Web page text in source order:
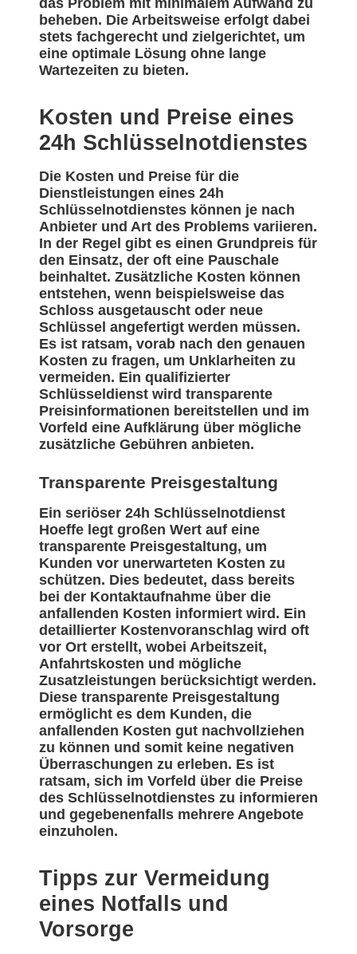
das Problem mit minimalem Aufwand zu
beheben. Die Arbeitsweise erfolgt dabei
stets fachgerecht und zielgerichtet, um
eine optimale Lösung ohne lange
Wartezeiten zu bieten.
Kosten und Preise eines
24h Schlüsselnotdienstes
Die Kosten und Preise für die
Dienstleistungen eines 24h
Schlüsselnotdienstes können je nach
Anbieter und Art des Problems variieren.
In der Regel gibt es einen Grundpreis für
den Einsatz, der oft eine Pauschale
beinhaltet. Zusätzliche Kosten können
entstehen, wenn beispielsweise das
Schloss ausgetauscht oder neue
Schlüssel angefertigt werden müssen.
Es ist ratsam, vorab nach den genauen
Kosten zu fragen, um Unklarheiten zu
vermeiden. Ein qualifizierter
Schlüsseldienst wird transparente
Preisinformationen bereitstellen und im
Vorfeld eine Aufklärung über mögliche
zusätzliche Gebühren anbieten.
Transparente Preisgestaltung
Ein seriöser 24h Schlüsselnotdienst
Hoeffe legt großen Wert auf eine
transparente Preisgestaltung, um
Kunden vor unerwarteten Kosten zu
schützen. Dies bedeutet, dass bereits
bei der Kontaktaufnahme über die
anfallenden Kosten informiert wird. Ein
detaillierter Kostenvoranschlag wird oft
vor Ort erstellt, wobei Arbeitszeit,
Anfahrtskosten und mögliche
Zusatzleistungen berücksichtigt werden.
Diese transparente Preisgestaltung
ermöglicht es dem Kunden, die
anfallenden Kosten gut nachvollziehen
zu können und somit keine negativen
Überraschungen zu erleben. Es ist
ratsam, sich im Vorfeld über die Preise
des Schlüsselnotdienstes zu informieren
und gegebenenfalls mehrere Angebote
einzuholen.
Tipps zur Vermeidung
eines Notfalls und
Vorsorge